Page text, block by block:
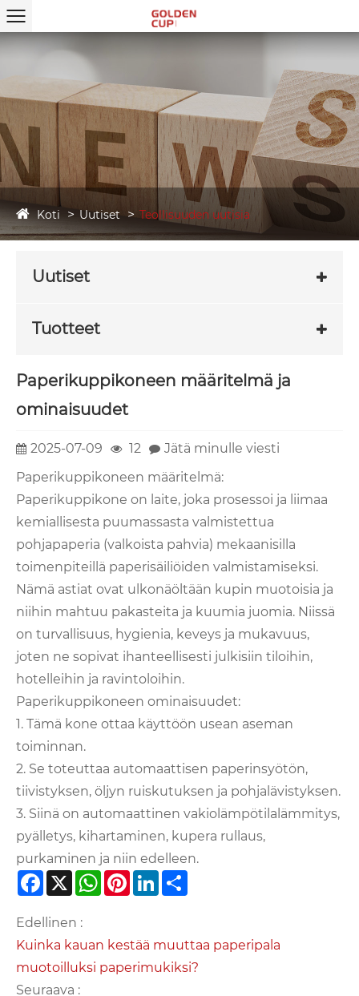
Koti Uutiset Teollisuuden uutisia
Uutiset
Tuotteet
Paperikuppikoneen määritelmä ja
ominaisuudet
2025-07-09 12
Jätä minulle viesti
Paperikuppikoneen määritelmä:
Paperikuppikone on laite, joka prosessoi ja liimaa
kemiallisesta puumassasta valmistettua
pohjapaperia (valkoista pahvia) mekaanisilla
toimenpiteillä paperisäiliöiden valmistamiseksi.
Nämä astiat ovat ulkonäöltään kupin muotoisia ja
niihin mahtuu pakasteita ja kuumia juomia. Niissä
on turvallisuus, hygienia, keveys ja mukavuus,
joten ne sopivat ihanteellisesti julkisiin tiloihin,
hotelleihin ja ravintoloihin.
Paperikuppikoneen ominaisuudet:
1. Tämä kone ottaa käyttöön usean aseman
toiminnan.
2. Se toteuttaa automaattisen paperinsyötön,
tiivistyksen, öljyn ruiskutuksen ja pohjalävistyksen.
3. Siinä on automaattinen vakiolämpötilalämmitys,
pyälletys, kihartaminen, kupera rullaus,
purkaminen ja niin edelleen.
Facebook
X WhatsApp
PinterestLinkedIn
Edellinen :
Kuinka kauan kestää muuttaa paperipala
muotoilluksi paperimukiksi?
Seuraava :